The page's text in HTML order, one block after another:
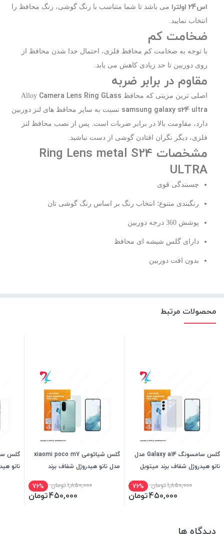
اس24 اولترا
می باشد تا شما متناسب با رنگ گوشی، رنگ محافظ را
انتخاب نمایید.
ضخامت کم
با توجه به ضخامت کم محافظ فلزی، احتمال جدا شدن محافظ از
روی دوربین تا حد زیادی کاهش می یابد.
مقاوم در برابر ضربه
اصلی ترین مزیتی که محافظ Alloy Camera Lens Ring GLass
samsung galaxy s24 ultra نسبت به سایر محافظ های لنز دوربین
دارد، مقاومت بالا در برابر ضربات است. پس از نصب محافظ لنز
فلزی، دیگر نگران افتادن گوشی از دست نباشید.
مشخصات Ring Lens metal S24
ULTRA
چسبندگی قوی
رنگبندی متنوع؛ انتخاب رنگ بر اساس رنگ گوشی تان
پوشش 360 درجه دوربین
دارای گلس شیشه ای محافظ
بدون افت دوربین
محصولات مرتبط
گلس سامسونگ Galaxy a14 مدل
نانو هیدروژل شفاف برند میتوبل
1,850,000تومان 76%
450,000تومان
گلس شیائومی xiaomi poco m7
مدل نانو هیدروژل شفاف برند
1,850,000تومان 76%
450,000تومان
نانو